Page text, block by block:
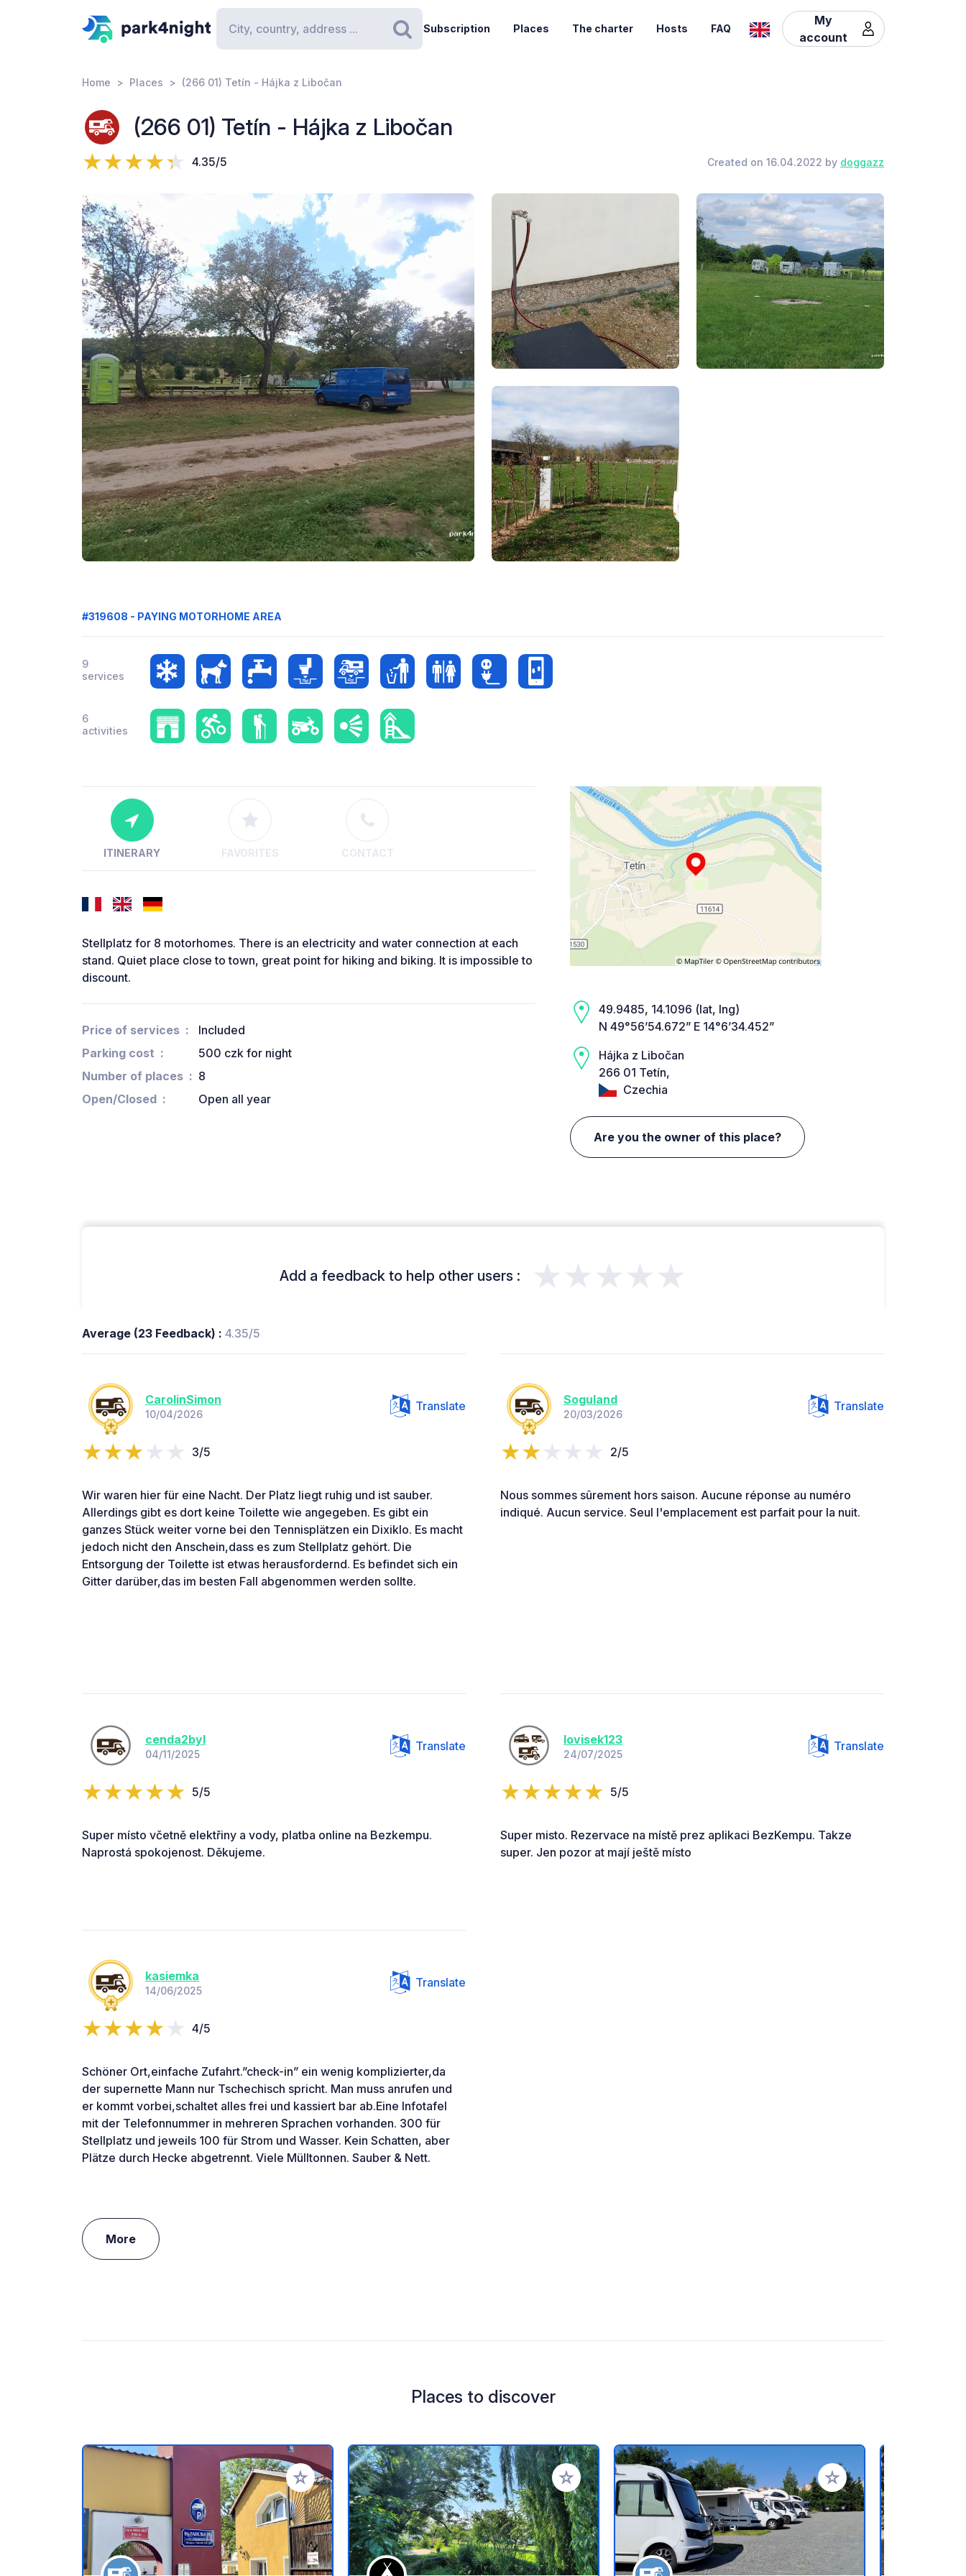
Search
Subscription Places The charter Hosts FAQ
My
account
Home Places (266 01) Tetín - Hájka z Libočan
(266 01) Tetín - Hájka z Libočan
4.35/5 Created on 16.04.2022 by doggazz
#319608 - PAYING MOTORHOME AREA
9
services
6
activities
ITINERARY FAVORITES CONTACT
Stellplatz for 8 motorhomes. There is an electricity and water connection at each
stand. Quiet place close to town, great point for hiking and biking. It is impossible to
discount.
Price of services
Included
Parking cost
500 czk for night
Number of places
8
Open/Closed
Open all year
49.9485, 14.1096 (lat, lng)
N 49°56’54.672” E 14°6’34.452”
Hájka z Libočan
266 01 Tetín,
Czechia
Are you the owner of this place?
Add a feedback to help other users : ★★★★★
Average (23 Feedback) : 4.35/5
CarolinSimon
10/04/2026
Translate
3/5
Wir waren hier für eine Nacht. Der Platz liegt ruhig und ist sauber.
Allerdings gibt es dort keine Toilette wie angegeben. Es gibt ein
ganzes Stück weiter vorne bei den Tennisplätzen ein Dixiklo. Es macht
jedoch nicht den Anschein,dass es zum Stellplatz gehört. Die
Entsorgung der Toilette ist etwas herausfordernd. Es befindet sich ein
Gitter darüber,das im besten Fall abgenommen werden sollte.
Soguland
20/03/2026
Translate
2/5
Nous sommes sûrement hors saison. Aucune réponse au numéro
indiqué. Aucun service. Seul l'emplacement est parfait pour la nuit.
cenda2byl
04/11/2025
Translate
5/5
Super místo včetně elektřiny a vody, platba online na Bezkempu.
Naprostá spokojenost. Děkujeme.
lovisek123
24/07/2025
Translate
5/5
Super misto. Rezervace na místě prez aplikaci BezKempu. Takze
super. Jen pozor at mají ještě místo
kasiemka
14/06/2025
Translate
4/5
Schöner Ort,einfache Zufahrt.”check-in” ein wenig komplizierter,da
der supernette Mann nur Tschechisch spricht. Man muss anrufen und
er kommt vorbei,schaltet alles frei und kassiert bar ab.Eine Infotafel
mit der Telefonnummer in mehreren Sprachen vorhanden. 300 für
Stellplatz und jeweils 100 für Strom und Wasser. Kein Schatten, aber
Plätze durch Hecke abgetrennt. Viele Mülltonnen. Sauber & Nett.
More
Places to discover
Add to your favorites Add to your favorites Add to your favorites